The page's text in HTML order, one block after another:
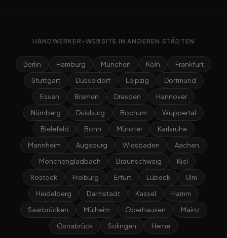
HANDWERKER-WEBSITE IN ANDEREN STÄDTEN
Berlin Hamburg München Köln
Frankfurt
Stuttgart
Düsseldorf Leipzig
Dortmund
Essen
Bremen Dresden
Hannover
Nürnberg
Duisburg Bochum
Wuppertal
Bielefeld
Bonn Münster
Karlsruhe
Mannheim
Augsburg Wiesbaden
Aachen
Mönchengladbach
Braunschweig
Kiel
Rostock
Freiburg Erfurt Lübeck
Ulm
Heidelberg
Darmstadt Kassel
Hamm
Saarbrücken
Mülheim Oberhausen
Mainz
Osnabrück
Solingen Herne